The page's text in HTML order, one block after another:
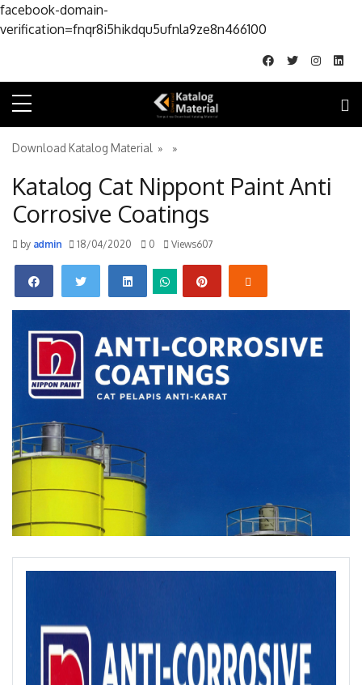
facebook-domain-
verification=fnqr8i5hikdqu5ufnla9ze8n466100
Download Katalog Material » »
Katalog Cat Nippont Paint Anti
Corrosive Coatings
byadmin 18/04/2020 0 Views607